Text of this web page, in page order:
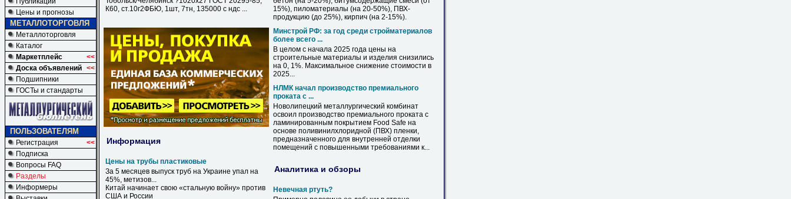
Цены и прогнозы
МЕТАЛЛОТОРГОВЛЯ
Металлоторговля
Каталог
Маркетплейс
<<
Доска объявлений <<
Подшипники
ГОСТы и стандарты
ПОЛЬЗОВАТЕЛЯМ
Регистрация
<<
Подписка
Вопросы FAQ
Разделы
Информеры
К60, ст.10г2ФБЮ, 1шт, 7тн, 135000 с ндс ...
Информация
Цены на трубы пластиковые
За 5 месяцев выпуск труб на Украине упал на
45%, метизов...
Китай начинает свою «стальную войну» против
США и России
15%), пиломатериалы (на 20-50%), ПВХ-
продукцию (до 25%), кирпич (на 2-15%).
Минстрой РФ: за год среди стройматериалов
более всего ...
В целом с начала 2025 года цены на
строительные материалы и изделия снизились
на 0, 1%. Максимальное снижение стоимости в
2025...
НЛМК начал производство премиального
проката с ...
Новолипецкий металлургический комбинат
освоил производство премиального проката с
ламинированным покрытием Food Safe на
основе поливинилхлоридной (ПВХ) пленки,
предназначенного для внутренней отделки
помещений с повышенными требованиями к...
Аналитика и обзоры
Невечная ртуть?